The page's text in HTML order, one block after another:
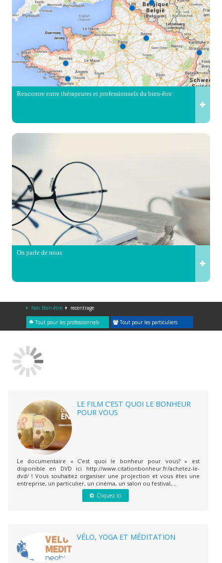
Rencontre entre thérapeutes et professionnels du bien-être
On parle de nous
Neo Bien-être recentrage
Tout pour les professionnels Tout pour les particuliers
LE FILM C’EST QUOI LE BONHEUR
POUR VOUS
Le documentaire « C’est quoi le bonheur pour vous? » est
disponible en DVD ici http://www.citationbonheur.fr/achetez-le-
dvd/ ! Vous souhaitez organiser une projection et vous êtes une
entreprise, un particulier, un cinéma, un salon ou festival,...
Cliquez ici
VÉLO, YOGA ET MÉDITATION